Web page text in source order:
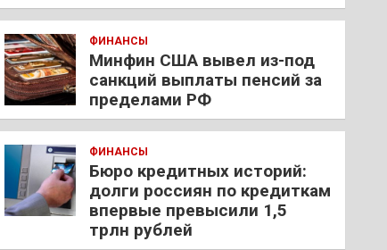
ФИНАНСЫ
Минфин США вывел из-под
санкций выплаты пенсий за
пределами РФ
ФИНАНСЫ
Бюро кредитных историй:
долги россиян по кредиткам
впервые превысили 1,5
трлн рублей